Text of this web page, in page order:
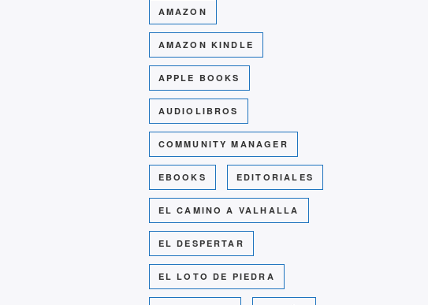
AMAZON
AMAZON KINDLE
APPLE BOOKS
AUDIOLIBROS
COMMUNITY MANAGER
EBOOKS EDITORIALES
EL CAMINO A VALHALLA
EL DESPERTAR
EL LOTO DE PIEDRA